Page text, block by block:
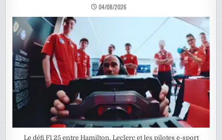
04/08/2026
Le défi F1 25 entre Hamilton, Leclerc et les pilotes e-sport